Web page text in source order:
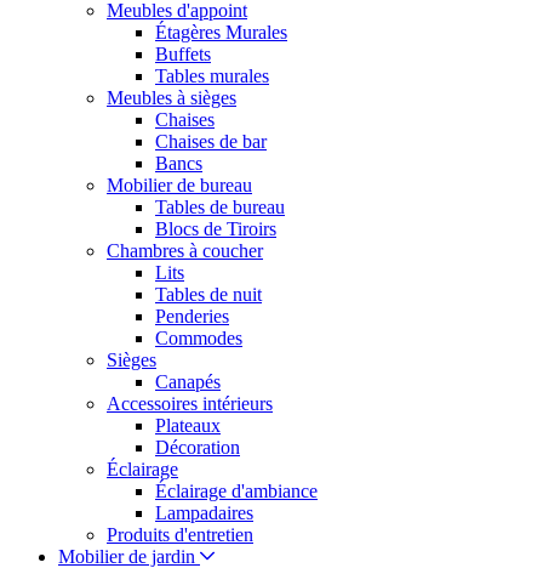
Meubles d'appoint
Étagères Murales
Buffets
Tables murales
Meubles à sièges
Chaises
Chaises de bar
Bancs
Mobilier de bureau
Tables de bureau
Blocs de Tiroirs
Chambres à coucher
Lits
Tables de nuit
Penderies
Commodes
Sièges
Canapés
Accessoires intérieurs
Plateaux
Décoration
Éclairage
Éclairage d'ambiance
Lampadaires
Produits d'entretien
Mobilier de jardin